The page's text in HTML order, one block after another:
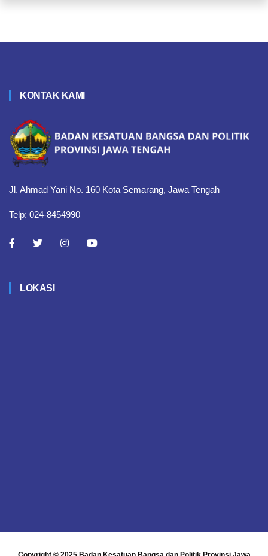
KONTAK KAMI
Jl. Ahmad Yani No. 160 Kota Semarang, Jawa Tengah
Telp: 024-8454990
LOKASI